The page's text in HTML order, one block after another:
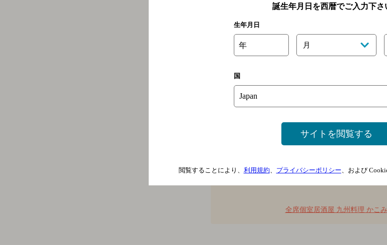
シングルモルトの品揃えが充実しており、シガーも
30席
0956-25-8665
全席個室居酒屋 九州料理 かこ
誕生年月日を西暦でご入力下さ
生年月日
年 月
国
サイトを閲覧する
閲覧することにより、 利用規約 プライバシーポリシー 、および